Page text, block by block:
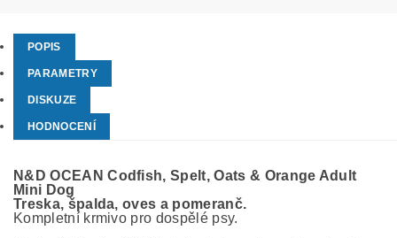
POPIS
PARAMETRY
DISKUZE
HODNOCENÍ
N&D OCEAN Codfish, Spelt, Oats & Orange Adult
Mini Dog
Treska, špalda, oves a pomeranč.
Kompletní krmivo pro dospělé psy.